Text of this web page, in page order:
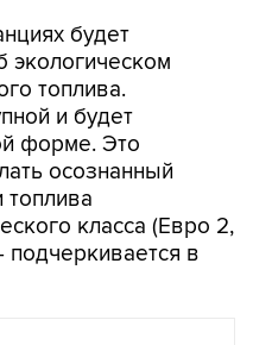
будет
топлива.
и будет
форме. Это
осознанный
класса (Евро 2,
в